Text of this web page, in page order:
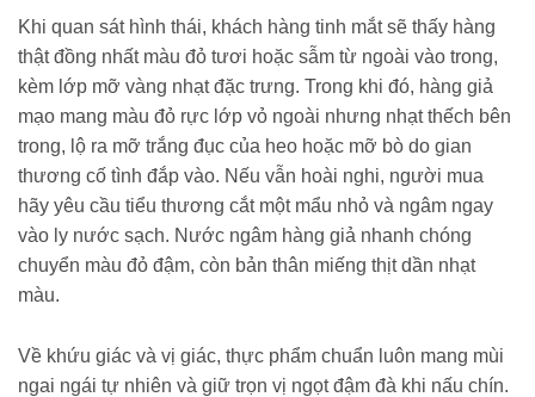
Khi quan sát hình thái, khách hàng tinh mắt sẽ thấy hàng
thật đồng nhất màu đỏ tươi hoặc sẫm từ ngoài vào trong,
kèm lớp mỡ vàng nhạt đặc trưng. Trong khi đó, hàng giả
mạo mang màu đỏ rực lớp vỏ ngoài nhưng nhạt thếch bên
trong, lộ ra mỡ trắng đục của heo hoặc mỡ bò do gian
thương cố tình đắp vào. Nếu vẫn hoài nghi, người mua
hãy yêu cầu tiểu thương cắt một mẩu nhỏ và ngâm ngay
vào ly nước sạch. Nước ngâm hàng giả nhanh chóng
chuyển màu đỏ đậm, còn bản thân miếng thịt dần nhạt
màu.
Về khứu giác và vị giác, thực phẩm chuẩn luôn mang mùi
ngai ngái tự nhiên và giữ trọn vị ngọt đậm đà khi nấu chín.